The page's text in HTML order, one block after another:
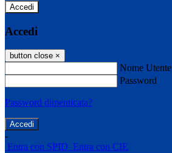
Accedi
Accedi
button close ×
Nome Utente
Password
Password dimenticata?
-
Entra con SPID Entra con CIE